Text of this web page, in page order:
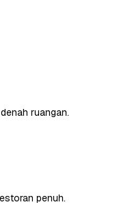
ruangan.
penuh.